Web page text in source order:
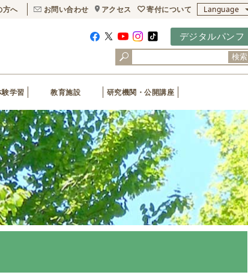
方へ お問い合わせ アクセス 寄付について Language
デジタルパンフ
検索
学習 教育施設 研究機関・公開講座